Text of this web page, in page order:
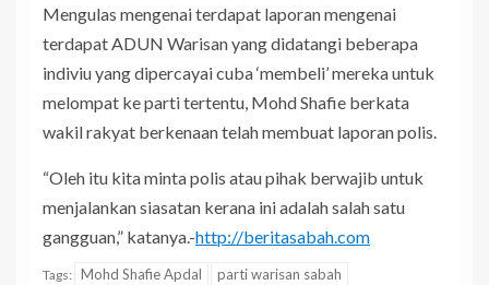
Mengulas mengenai terdapat laporan mengenai
terdapat ADUN Warisan yang didatangi beberapa
indiviu yang dipercayai cuba ‘membeli’ mereka untuk
melompat ke parti tertentu, Mohd Shafie berkata
wakil rakyat berkenaan telah membuat laporan polis.
“Oleh itu kita minta polis atau pihak berwajib untuk
menjalankan siasatan kerana ini adalah salah satu
gangguan,” katanya.-http://beritasabah.com
Tags: Mohd Shafie Apdal parti warisan sabah